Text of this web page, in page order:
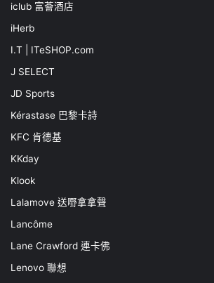
iclub 富薈酒店
iHerb
I.T | ITeSHOP.com
J SELECT
JD Sports
Kérastase 巴黎卡詩
KFC 肯德基
KKday
Klook
Lalamove 送嘢拿拿聲
Lancôme
Lane Crawford 連卡佛
Lenovo 聯想